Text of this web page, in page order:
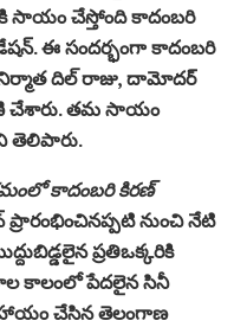
సాయం చేస్తోంది కాదంబరి
ఈ సంద‌ర్భంగా కాదంబరి
నిర్మాత దిల్ రాజు, దామోదర్
చేశారు. త‌మ సాయం
తెలిపారు.
కాదంబరి కిరణ్
నుంచి నేటి
ప్రతిఒక్కరికి
కాలంలో పేదలైన సినీ
చేసిన తెలంగాణ